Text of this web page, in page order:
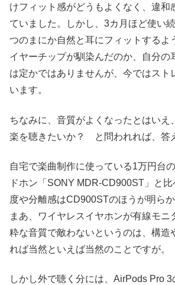
けフィット感がどうもよくなく、違和
ていました。しかし、3カ月ほど使い
つのまにか自然と耳にフィットするよ
イヤーチップが馴染んだのか、自分の
は定かではありませんが、今ではスト
います。
ちなみに、音質がよくなったとはいえ
楽を聴きたいか？ と問われれば、答
自宅で楽曲制作に使っている1万円台
ドホン「SONY MDR-CD900ST」と
度や分離感はCD900STのほうが明らか
まあ、ワイヤレスイヤホンが有線モニ
粋な音質で敵わないというのは、構造
れば当然といえば当然のことですが。
しかし外で聴く分には、AirPods Pro 3